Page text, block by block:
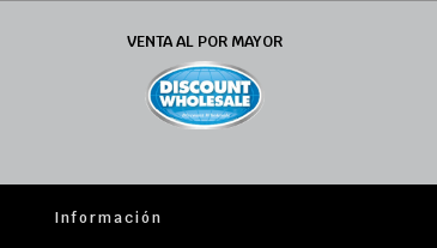
VENTA AL POR MAYOR
Información